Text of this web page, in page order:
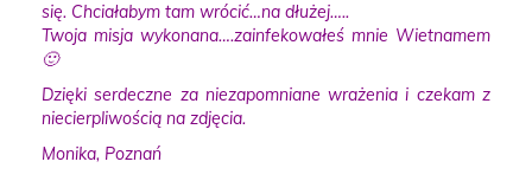
się. Chciałabym tam wrócić…na dłużej…..
Twoja misja wykonana….zainfekowałeś mnie Wietnamem
🙂
Dzięki serdeczne za niezapomniane wrażenia i czekam z
niecierpliwością na zdjęcia.
Monika, Poznań